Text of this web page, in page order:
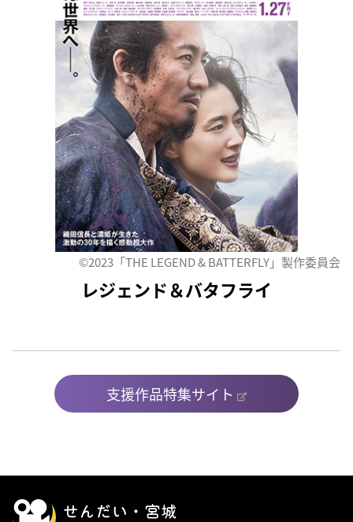
©2023「THE LEGEND & BATTERFLY」製作委員会
レジェンド＆バタフライ
支援作品特集サイト